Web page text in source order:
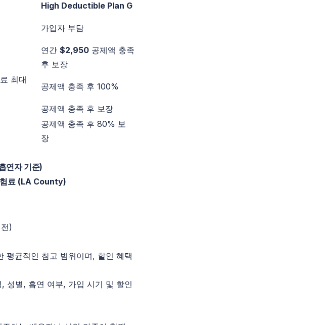
High Deductible Plan G
가입자 부담
연간$2,950 공제액 충족
후 보장
최대
공제액 충족 후 100%
공제액 충족 후 보장
공제액 충족 후 80% 보
장
연자 기준)
료 (LA County)
)
평균적인 참고 범위이며, 할인 혜택
성별, 흡연 여부, 가입 시기 및 할인